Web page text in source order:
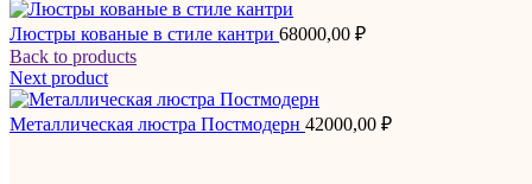
Люстры кованые в стиле кантри 68000,00 ₽
Back to products
Next product
Металлическая люстра Постмодерн 42000,00 ₽